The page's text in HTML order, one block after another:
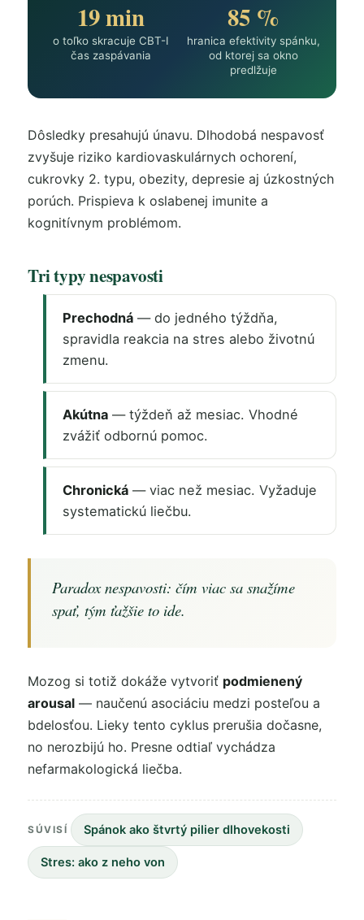
19 min
o toľko skracuje CBT-I
čas zaspávania
85 %
hranica efektivity spánku,
od ktorej sa okno
predlžuje
Dôsledky presahujú únavu. Dlhodobá nespavosť
zvyšuje riziko kardiovaskulárnych ochorení,
cukrovky 2. typu, obezity, depresie aj úzkostných
porúch. Prispieva k oslabenej imunite a
kognitívnym problémom.
Tri typy nespavosti
Prechodná — do jedného týždňa,
spravidla reakcia na stres alebo životnú
zmenu.
Akútna — týždeň až mesiac. Vhodné
zvážiť odbornú pomoc.
Chronická — viac než mesiac. Vyžaduje
systematickú liečbu.
Paradox nespavosti: čím viac sa snažíme
spať, tým ťažšie to ide.
Mozog si totiž dokáže vytvoriť podmienený
arousal — naučenú asociáciu medzi posteľou a
bdelosťou. Lieky tento cyklus prerušia dočasne,
no nerozbijú ho. Presne odtiaľ vychádza
nefarmakologická liečba.
SÚVISÍ Spánok ako štvrtý pilier dlhovekosti
Stres: ako z neho von